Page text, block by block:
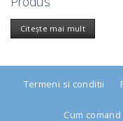
Citește mai mult
Termeni si conditii
Cum comand